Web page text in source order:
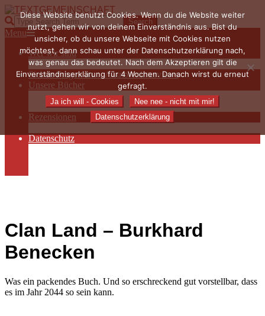
Skip
to
content
TEXTGEMEINSCHAFT
Search
Primary
Navigation
Menu
Menu
Wer wir sind
Die Hauptakteurinnen
Sieben Fragen an… / Autoreninterviews
Unsere Bücher
Autorenservices
Autorenprofile
Rezensionen
Datenschutz
Clan Land – Burkhard
Benecken
Was ein packendes Buch. Und so erschreckend gut vorstellbar, dass
es im Jahr 2044 so sein kann.
Diese Website benutzt Cookies. Wenn du die Website weiter
nutzt, gehen wir von deinem Einverständnis aus. Bist du
unsicher, ob du unsere Webseite mit Cookies nutzen
möchtest, dann schau unter der Datenschutzerklärung nach,
was genau das bedeutet. Nach dem Akzeptieren gilt die
Einverständniserklärung für 4 Wochen. Danach wirst du erneut
gefragt.
Ja ich will - Cookies
Nee nee - nicht mit mir!
Datenschutzerklärung